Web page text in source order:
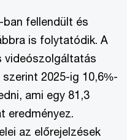
fellendült és
is folytatódik. A
videószolgáltatás
szerint 2025-ig 10,6%-
ami egy 81,3
eredményez.
az előrejelzések